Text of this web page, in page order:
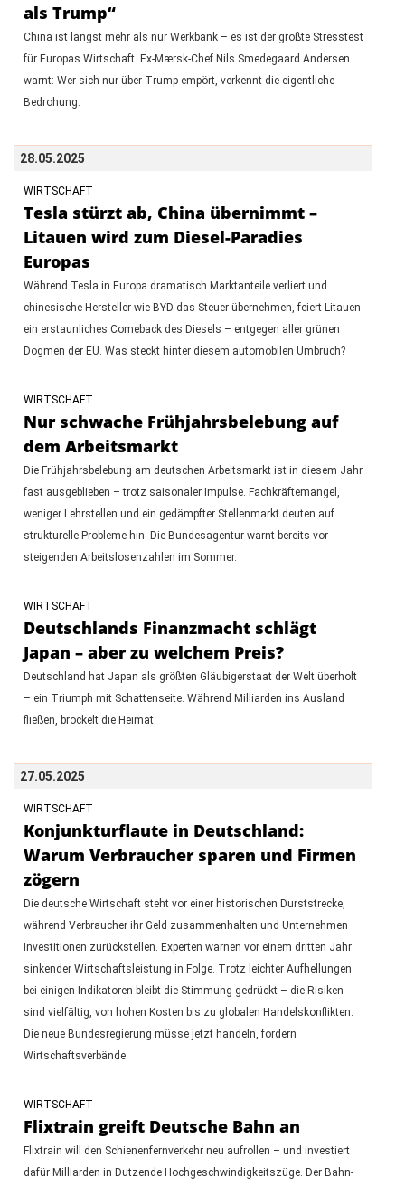
als Trump“
China ist längst mehr als nur Werkbank – es ist der größte Stresstest
für Europas Wirtschaft. Ex-Mærsk-Chef Nils Smedegaard Andersen
warnt: Wer sich nur über Trump empört, verkennt die eigentliche
Bedrohung.
28.05.2025
WIRTSCHAFT
Tesla stürzt ab, China übernimmt –
Litauen wird zum Diesel-Paradies
Europas
Während Tesla in Europa dramatisch Marktanteile verliert und
chinesische Hersteller wie BYD das Steuer übernehmen, feiert Litauen
ein erstaunliches Comeback des Diesels – entgegen aller grünen
Dogmen der EU. Was steckt hinter diesem automobilen Umbruch?
WIRTSCHAFT
Nur schwache Frühjahrsbelebung auf
dem Arbeitsmarkt
Die Frühjahrsbelebung am deutschen Arbeitsmarkt ist in diesem Jahr
fast ausgeblieben – trotz saisonaler Impulse. Fachkräftemangel,
weniger Lehrstellen und ein gedämpfter Stellenmarkt deuten auf
strukturelle Probleme hin. Die Bundesagentur warnt bereits vor
steigenden Arbeitslosenzahlen im Sommer.
WIRTSCHAFT
Deutschlands Finanzmacht schlägt
Japan – aber zu welchem Preis?
Deutschland hat Japan als größten Gläubigerstaat der Welt überholt
– ein Triumph mit Schattenseite. Während Milliarden ins Ausland
fließen, bröckelt die Heimat.
27.05.2025
WIRTSCHAFT
Konjunkturflaute in Deutschland:
Warum Verbraucher sparen und Firmen
zögern
Die deutsche Wirtschaft steht vor einer historischen Durststrecke,
während Verbraucher ihr Geld zusammenhalten und Unternehmen
Investitionen zurückstellen. Experten warnen vor einem dritten Jahr
sinkender Wirtschaftsleistung in Folge. Trotz leichter Aufhellungen
bei einigen Indikatoren bleibt die Stimmung gedrückt – die Risiken
sind vielfältig, von hohen Kosten bis zu globalen Handelskonflikten.
Die neue Bundesregierung müsse jetzt handeln, fordern
Wirtschaftsverbände.
WIRTSCHAFT
Flixtrain greift Deutsche Bahn an
Flixtrain will den Schienenfernverkehr neu aufrollen – und investiert
dafür Milliarden in Dutzende Hochgeschwindigkeitszüge. Der Bahn-